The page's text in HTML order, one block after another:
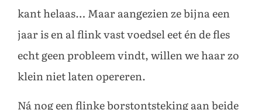
kant helaas… Maar aangezien ze bijna een
jaar is en al flink vast voedsel eet én de fles
echt geen probleem vindt, willen we haar zo
klein niet laten opereren.
Ná nog een flinke borstontsteking aan beide